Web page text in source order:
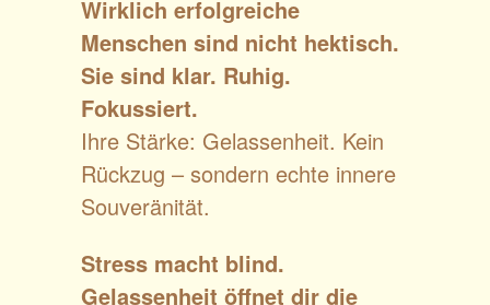
Wirklich erfolgreiche
Menschen sind nicht hektisch.
Sie sind klar. Ruhig.
Fokussiert.
Ihre Stärke: Gelassenheit. Kein
Rückzug – sondern echte innere
Souveränität.
Stress macht blind.
Gelassenheit öffnet dir die